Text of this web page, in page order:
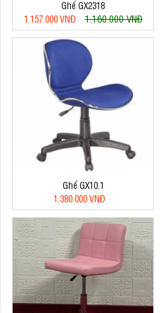
Ghế GX2318
1.157.000 VNĐ
1.160.000 VNĐ
Ghế GX10.1
1.380.000 VNĐ